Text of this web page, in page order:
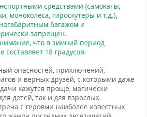
средствами (самокаты,
моноколеса, гироскутеры и т.д.),
багажом и
запрещен.
что в зимний период
составляет 18 градусов.
опасностей, приключений,
и верных друзей, с которыми даже
кажутся проще, магически
детей, так и для взрослых.
с героями наиболее известных